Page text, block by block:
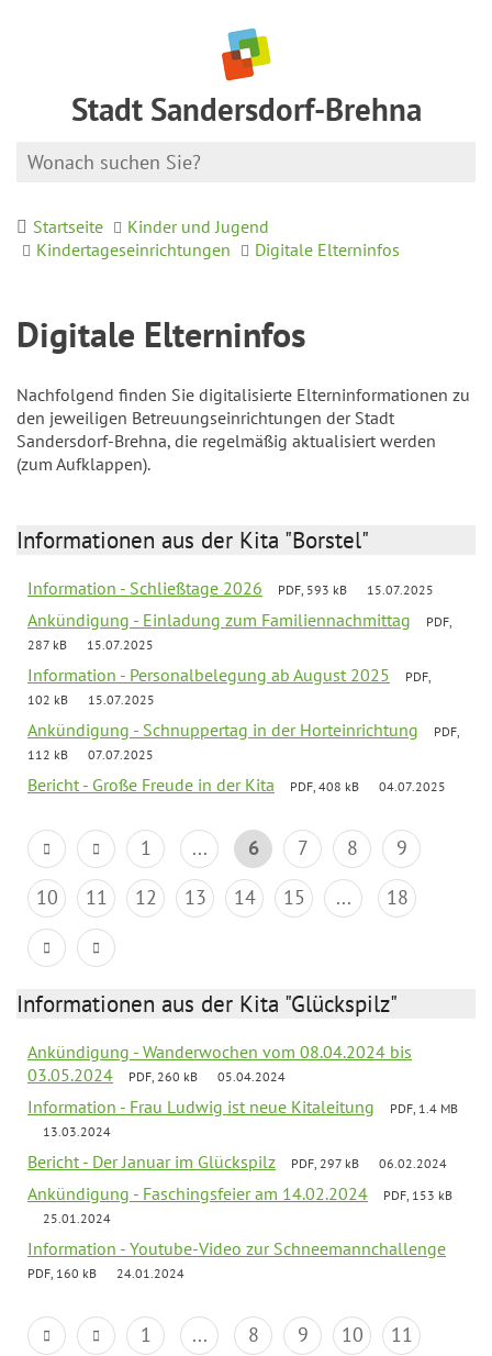
Stadt Sandersdorf-Brehna
Startseite
Kinder und Jugend
Kindertageseinrichtungen
Digitale Elterninfos
Digitale Elterninfos
Nachfolgend finden Sie digitalisierte Elterninformationen zu
den jeweiligen Betreuungseinrichtungen der Stadt
Sandersdorf-Brehna, die regelmäßig aktualisiert werden
(zum Aufklappen).
Informationen aus der Kita "Borstel"
Information - Schließtage 2026 PDF, 593 kB 15.07.2025
Ankündigung - Einladung zum Familiennachmittag
PDF,
287 kB
15.07.2025
Information - Personalbelegung ab August 2025
PDF,
102 kB
15.07.2025
Ankündigung - Schnuppertag in der Horteinrichtung
PDF,
112 kB
07.07.2025
Bericht - Große Freude in der Kita PDF, 408 kB 04.07.2025
1 ... 6 7 8
9
10
11 12 13 14 15 ... 18
Informationen aus der Kita "Glückspilz"
Ankündigung - Wanderwochen vom 08.04.2024 bis
03.05.2024
PDF, 260 kB 05.04.2024
Information - Frau Ludwig ist neue Kitaleitung
PDF, 1.4 MB
13.03.2024
Bericht - Der Januar im Glückspilz PDF, 297 kB 06.02.2024
Ankündigung - Faschingsfeier am 14.02.2024
PDF, 153 kB
25.01.2024
Information - Youtube-Video zur Schneemannchallenge
PDF, 160 kB 24.01.2024
1 ... 8 9 10
11